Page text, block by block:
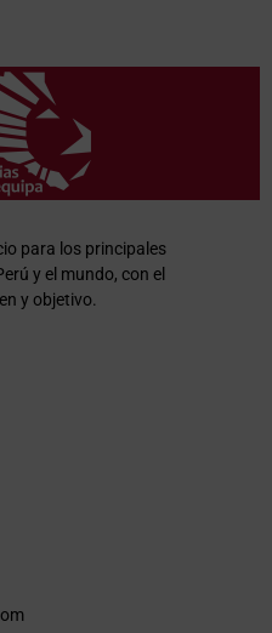
para los principales
y el mundo, con el
y objetivo.